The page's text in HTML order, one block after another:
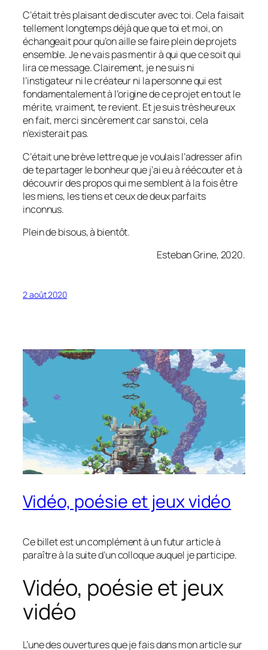
C’était très plaisant de discuter avec toi. Cela faisait
tellement longtemps déjà que que toi et moi, on
échangeait pour qu’on aille se faire plein de projets
ensemble. Je ne vais pas mentir à qui que ce soit qui
lira ce message. Clairement, je ne suis ni
l’instigateur ni le créateur ni la personne qui est
fondamentalement à l’origine de ce projet en tout le
mérite, vraiment, te revient. Et je suis très heureux
en fait, merci sincèrement car sans toi, cela
n’existerait pas.
C’était une brève lettre que je voulais l’adresser afin
de te partager le bonheur que j’ai eu à réécouter et à
découvrir des propos qui me semblent à la fois être
les miens, les tiens et ceux de deux parfaits
inconnus.
Plein de bisous, à bientôt.
Esteban Grine, 2020.
2 août 2020
Vidéo, poésie et jeux vidéo
Ce billet est un complément à un futur article à
paraître à la suite d’un colloque auquel je participe.
Vidéo, poésie et jeux
vidéo
L’une des ouvertures que je fais dans mon article sur